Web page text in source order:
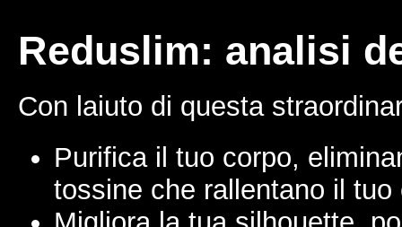
Reduslim: analisi
Con laiuto di questa
Purifica il tuo corpo,
tossine che rallentano il tuo